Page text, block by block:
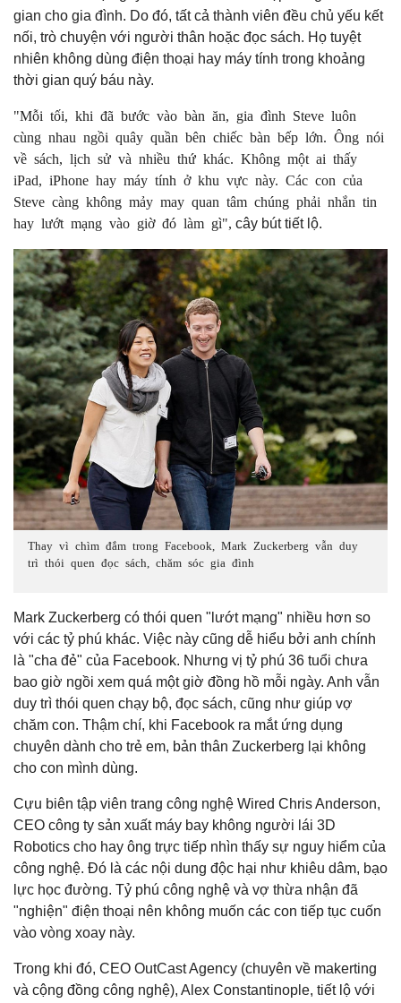
gian cho gia đình. Do đó, tất cả thành viên đều chủ yếu kết
nối, trò chuyện với người thân hoặc đọc sách. Họ tuyệt
nhiên không dùng điện thoại hay máy tính trong khoảng
thời gian quý báu này.
"Mỗi tối, khi đã bước vào bàn ăn, gia đình Steve luôn
cùng nhau ngồi quây quần bên chiếc bàn bếp lớn. Ông nói
về sách, lịch sử và nhiều thứ khác. Không một ai thấy
iPad, iPhone hay máy tính ở khu vực này. Các con của
Steve càng không mảy may quan tâm chúng phải nhắn tin
hay lướt mạng vào giờ đó làm gì", cây bút tiết lộ.
Thay vì chìm đắm trong Facebook, Mark Zuckerberg vẫn duy
trì thói quen đọc sách, chăm sóc gia đình
Mark Zuckerberg có thói quen "lướt mạng" nhiều hơn so
với các tỷ phú khác. Việc này cũng dễ hiểu bởi anh chính
là "cha đẻ" của Facebook. Nhưng vị tỷ phú 36 tuổi chưa
bao giờ ngồi xem quá một giờ đồng hồ mỗi ngày. Anh vẫn
duy trì thói quen chạy bộ, đọc sách, cũng như giúp vợ
chăm con. Thậm chí, khi Facebook ra mắt ứng dụng
chuyên dành cho trẻ em, bản thân Zuckerberg lại không
cho con mình dùng.
Cựu biên tập viên trang công nghệ Wired Chris Anderson,
CEO công ty sản xuất máy bay không người lái 3D
Robotics cho hay ông trực tiếp nhìn thấy sự nguy hiểm của
công nghệ. Đó là các nội dung độc hại như khiêu dâm, bạo
lực học đường. Tỷ phú công nghệ và vợ thừa nhận đã
"nghiện" điện thoại nên không muốn các con tiếp tục cuốn
vào vòng xoay này.
Trong khi đó, CEO OutCast Agency (chuyên về makerting
và cộng đồng công nghệ), Alex Constantinople, tiết lộ với